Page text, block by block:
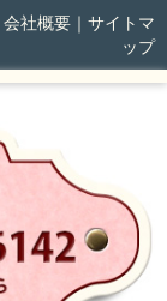
会社概要｜ サイトマ
ップ